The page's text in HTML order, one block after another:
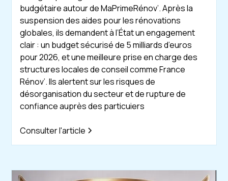
budgétaire autour de MaPrimeRénov’. Après la
suspension des aides pour les rénovations
globales, ils demandent à l’État un engagement
clair : un budget sécurisé de 5 milliards d’euros
pour 2026, et une meilleure prise en charge des
structures locales de conseil comme France
Rénov’. Ils alertent sur les risques de
désorganisation du secteur et de rupture de
confiance auprès des particuiers
Consulter l'article